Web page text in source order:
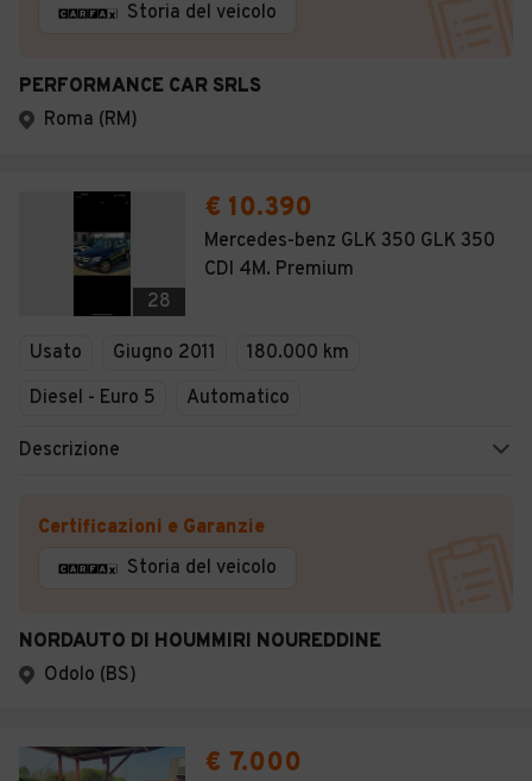
Storia del veicolo
PERFORMANCE CAR SRLS
Roma (RM)
28
€ 10.390
Mercedes-benz GLK 350 GLK 350
CDI 4M. Premium
Usato Giugno 2011
180.000 km
Diesel - Euro 5
Automatico
Descrizione
Certificazioni e Garanzie
Storia del veicolo
NORDAUTO DI HOUMMIRI NOUREDDINE
Odolo (BS)
€ 7.000